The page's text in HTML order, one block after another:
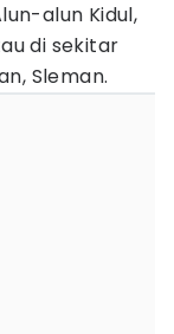
alun Kidul,
di sekitar
Sleman.